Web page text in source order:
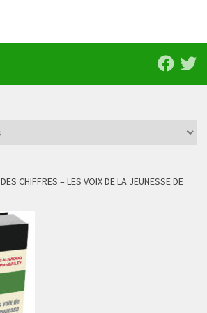
CHIFFRES – LES VOIX DE LA JEUNESSE DE